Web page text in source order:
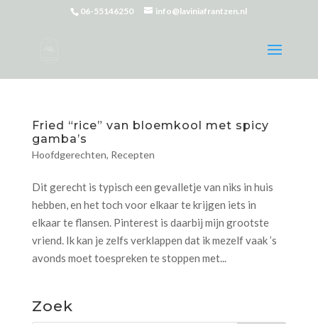
06-55146250 info@laviniafrantzen.nl
Fried “rice” van bloemkool met spicy
gamba’s
Hoofdgerechten, Recepten
Dit gerecht is typisch een gevalletje van niks in huis
hebben, en het toch voor elkaar te krijgen iets in
elkaar te flansen. Pinterest is daarbij mijn grootste
vriend. Ik kan je zelfs verklappen dat ik mezelf vaak ’s
avonds moet toespreken te stoppen met...
Zoek